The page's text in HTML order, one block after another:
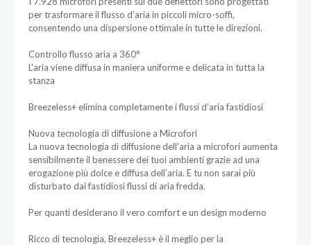
per trasformare il flusso d'aria in piccoli micro-soffi,
consentendo una dispersione ottimale in tutte le direzioni.
Controllo flusso aria a 360°
L'aria viene diffusa in maniera uniforme e delicata in tutta la
stanza
Breezeless+ elimina completamente i flussi d’aria fastidiosi
Nuova tecnologia di diffusione a Microfori
La nuova tecnologia di diffusione dell’aria a microfori aumenta
sensibilmente il benessere dei tuoi ambienti grazie ad una
erogazione più dolce e diffusa dell’aria. E tu non sarai più
disturbato dai fastidiosi flussi di aria fredda.
Per quanti desiderano il vero comfort e un design moderno
Ricco di tecnologia, Breezeless+ è il meglio per la